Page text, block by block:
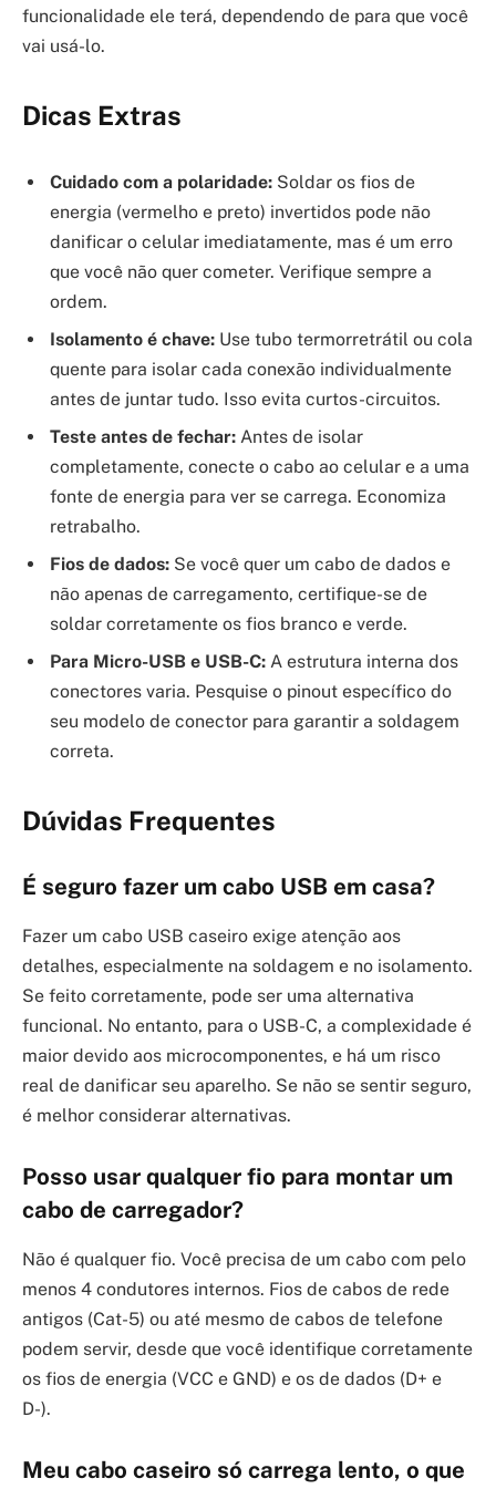
funcionalidade ele terá, dependendo de para que você
vai usá-lo.
Dicas Extras
Cuidado com a polaridade: Soldar os fios de
energia (vermelho e preto) invertidos pode não
danificar o celular imediatamente, mas é um erro
que você não quer cometer. Verifique sempre a
ordem.
Isolamento é chave: Use tubo termorretrátil ou cola
quente para isolar cada conexão individualmente
antes de juntar tudo. Isso evita curtos-circuitos.
Teste antes de fechar: Antes de isolar
completamente, conecte o cabo ao celular e a uma
fonte de energia para ver se carrega. Economiza
retrabalho.
Fios de dados: Se você quer um cabo de dados e
não apenas de carregamento, certifique-se de
soldar corretamente os fios branco e verde.
Para Micro-USB e USB-C: A estrutura interna dos
conectores varia. Pesquise o pinout específico do
seu modelo de conector para garantir a soldagem
correta.
Dúvidas Frequentes
É seguro fazer um cabo USB em casa?
Fazer um cabo USB caseiro exige atenção aos
detalhes, especialmente na soldagem e no isolamento.
Se feito corretamente, pode ser uma alternativa
funcional. No entanto, para o USB-C, a complexidade é
maior devido aos microcomponentes, e há um risco
real de danificar seu aparelho. Se não se sentir seguro,
é melhor considerar alternativas.
Posso usar qualquer fio para montar um
cabo de carregador?
Não é qualquer fio. Você precisa de um cabo com pelo
menos 4 condutores internos. Fios de cabos de rede
antigos (Cat-5) ou até mesmo de cabos de telefone
podem servir, desde que você identifique corretamente
os fios de energia (VCC e GND) e os de dados (D+ e
D-).
Meu cabo caseiro só carrega lento, o que